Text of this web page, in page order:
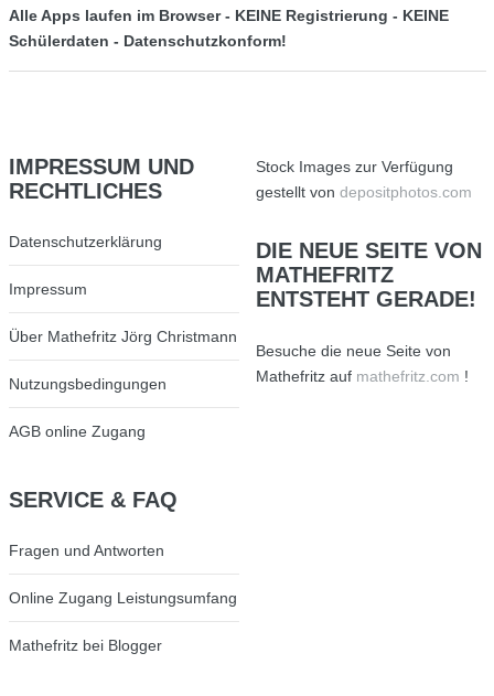
Alle Apps laufen im Browser - KEINE Registrierung - KEINE
Schülerdaten - Datenschutzkonform!
IMPRESSUM UND
RECHTLICHES
Datenschutzerklärung
Impressum
Über Mathefritz Jörg Christmann
Nutzungsbedingungen
AGB online Zugang
SERVICE& FAQ
Fragen und Antworten
Online Zugang Leistungsumfang
Mathefritz bei Blogger
Stock Images zur Verfügung
gestellt von depositphotos.com
DIENEUE SEITE VON
MATHEFRITZ
ENTSTEHT GERADE!
Besuche die neue Seite von
Mathefritz auf mathefritz.com !